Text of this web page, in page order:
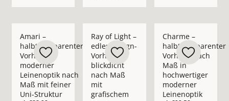
Amari –
halbtransparenter
Vorhang in
moderner
Leinenoptik nach
Maß mit feiner
Uni-Struktur
Ray of Light –
edler Design-
Vorhang
blickdicht
nach Maß
mit
grafischem
Charme –
halbtransparenter
Vorhang nach
Maß in
hochwertiger
moderner
Leinenoptik